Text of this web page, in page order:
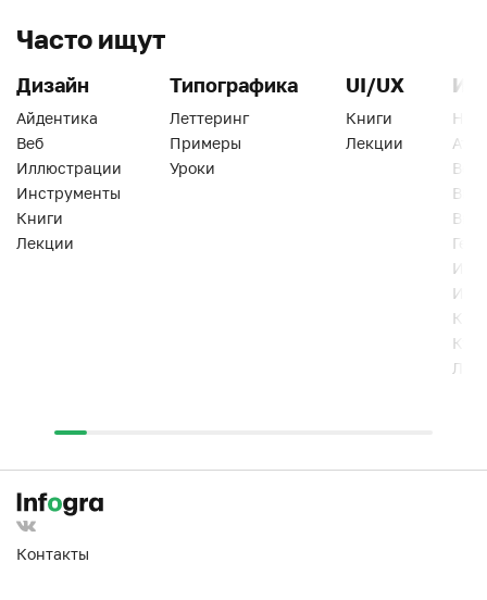
Часто ищут
Дизайн
Айдентика
Веб
Иллюстрации
Инструменты
Книги
Лекции
Типографика
Леттеринг
Примеры
Уроки
UI/UX
Книги
Лекции
Веб
Контакты